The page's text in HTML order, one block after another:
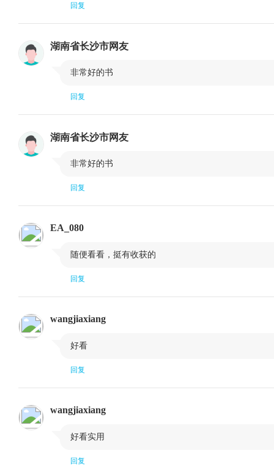
回复
湖南省长沙市网友
非常好的书
回复
湖南省长沙市网友
非常好的书
回复
EA_080
随便看看，挺有收获的
回复
wangjiaxiang
好看
回复
wangjiaxiang
好看实用
回复